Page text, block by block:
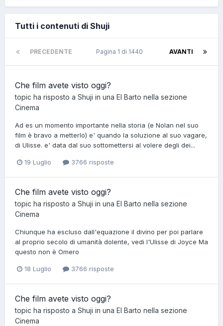
Tutti i contenuti di Shuji
PRECEDENTE AVANTI
Pagina 1 di 1440
Che film avete visto oggi?
topic ha risposto a Shuji in una El Barto nella sezione
Cinema
Ad es un momento importante nella storia (e Nolan nel suo
film è bravo a metterlo) e' quando la soluzione al suo vagare,
di Ulisse. e' data dal suo sottomettersi al volere degli dei...
19 Luglio 3766 risposte
Che film avete visto oggi?
topic ha risposto a Shuji in una El Barto nella sezione
Cinema
Chiunque ha escluso dall'equazione il divino per poi parlare
al proprio secolo di umanità dolente, vedi l'Ulisse di Joyce Ma
questo non è Omero
18 Luglio 3766 risposte
Che film avete visto oggi?
topic ha risposto a Shuji in una El Barto nella sezione
Cinema